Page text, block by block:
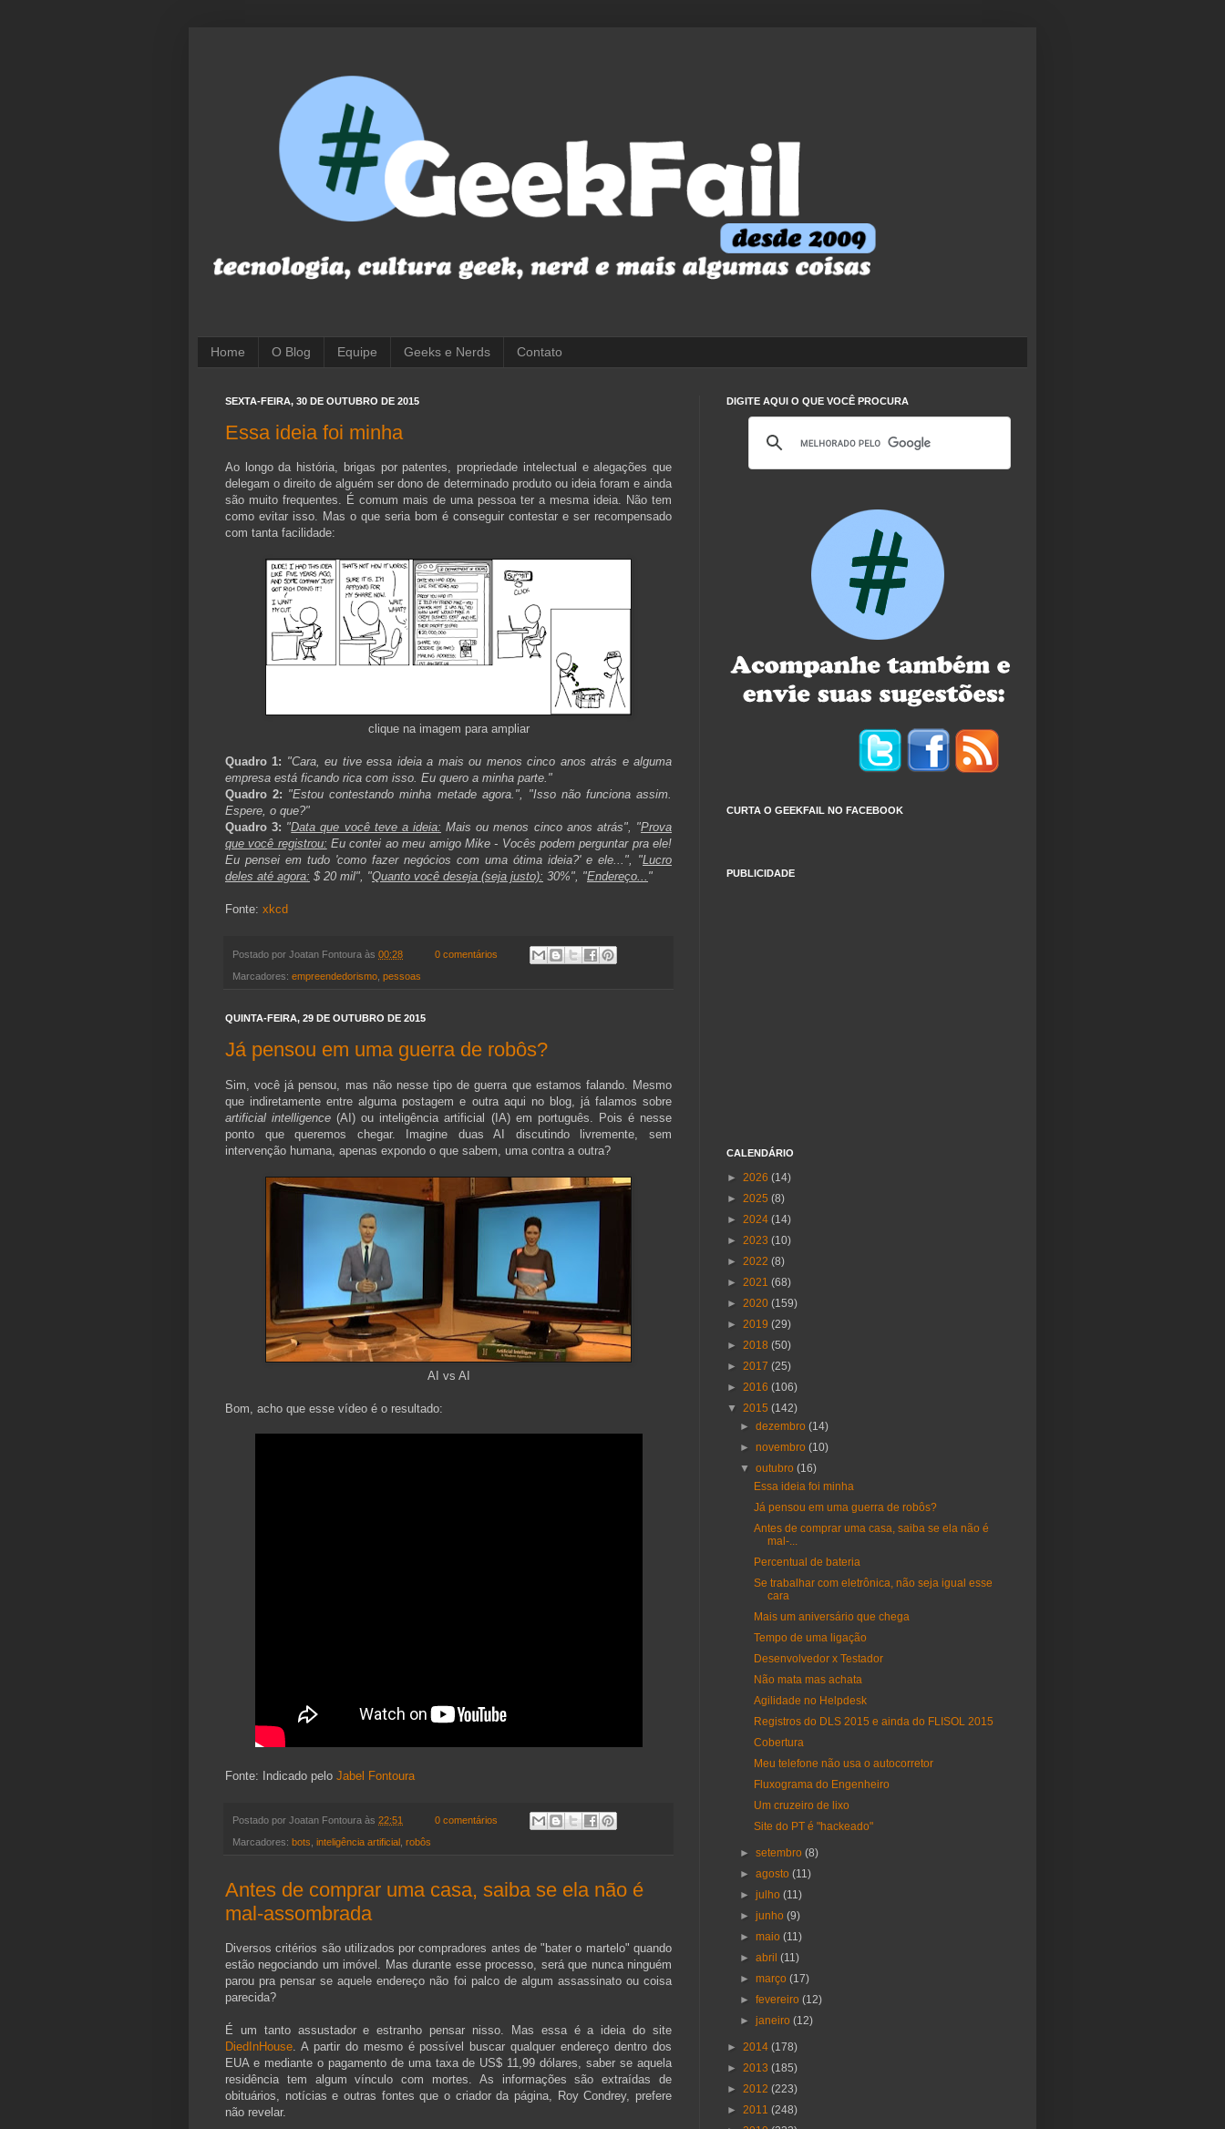
Home O Blog Equipe Geeks e Nerds Contato
SEXTA-FEIRA, 30 DE OUTUBRO DE 2015
Essa ideia foi minha
Ao longo da história, brigas por patentes, propriedade intelectual e alegações que
delegam o direito de alguém ser dono de determinado produto ou ideia foram e ainda
são muito frequentes. É comum mais de uma pessoa ter a mesma ideia. Não tem
como evitar isso. Mas o que seria bom é conseguir contestar e ser recompensado
com tanta facilidade:
clique na imagem para ampliar
Quadro 1: "Cara, eu tive essa ideia a mais ou menos cinco anos atrás e alguma
empresa está ficando rica com isso. Eu quero a minha parte."
Quadro 2: "Estou contestando minha metade agora.", "Isso não funciona assim.
Espere, o que?"
Quadro 3: "Data que você teve a ideia: Mais ou menos cinco anos atrás", "Prova
que você registrou: Eu contei ao meu amigo Mike - Vocês podem perguntar pra ele!
Eu pensei em tudo 'como fazer negócios com uma ótima ideia?' e ele...", "Lucro
deles até agora: $ 20 mil", "Quanto você deseja (seja justo): 30%", "Endereço... "
Fonte: xkcd
Postado por Joatan Fontoura às 00:28 0 comentários
Marcadores: empreendedorismo pessoas
QUINTA-FEIRA, 29 DE OUTUBRO DE 2015
Já pensou em uma guerra de robôs?
Sim, você já pensou, mas não nesse tipo de guerra que estamos falando. Mesmo
que indiretamente entre alguma postagem e outra aqui no blog, já falamos sobre
artificial intelligence (AI) ou inteligência artificial (IA) em português. Pois é nesse
ponto que queremos chegar. Imagine duas AI discutindo livremente, sem
intervenção humana, apenas expondo o que sabem, uma contra a outra?
AI vs AI
Bom, acho que esse vídeo é o resultado:
Fonte: Indicado pelo Jabel Fontoura
Postado por Joatan Fontoura às 22:51 0 comentários
Marcadores: bots inteligência artificial robôs
Antes de comprar uma casa, saiba se ela não é
mal-assombrada
Diversos critérios são utilizados por compradores antes de "bater o martelo" quando
estão negociando um imóvel. Mas durante esse processo, será que nunca ninguém
parou pra pensar se aquele endereço não foi palco de algum assassinato ou coisa
parecida?
É um tanto assustador e estranho pensar nisso. Mas essa é a ideia do site
DiedInHouse. A partir do mesmo é possível buscar qualquer endereço dentro dos
EUA e mediante o pagamento de uma taxa de US$ 11,99 dólares, saber se aquela
residência tem algum vínculo com mortes. As informações são extraídas de
obituários, notícias e outras fontes que o criador da página, Roy Condrey, prefere
não revelar.
DIGITE AQUI O QUE VOCÊ PROCURA
CURTA O GEEKFAIL NO FACEBOOK
PUBLICIDADE
CALENDÁRIO
► 2026 (14)
► 2025 (8)
► 2024 (14)
► 2023 (10)
► 2022 (8)
► 2021 (68)
► 2020 (159)
► 2019 (29)
► 2018 (50)
► 2017 (25)
► 2016 (106)
▼ 2015 (142)
►dezembro(14)
►novembro(10)
▼outubro(16)
Essa ideia foi minha
Já pensou em uma guerra de robôs?
Antes de comprar uma casa, saiba se ela não é
mal-...
Percentual de bateria
Se trabalhar com eletrônica, não seja igual esse
cara
Mais um aniversário que chega
Tempo de uma ligação
Desenvolvedor x Testador
Não mata mas achata
Agilidade no Helpdesk
Registros do DLS 2015 e ainda do FLISOL 2015
Cobertura
Meu telefone não usa o autocorretor
Fluxograma do Engenheiro
Um cruzeiro de lixo
Site do PT é "hackeado"
►setembro(8)
►agosto(11)
►julho(11)
►junho(9)
►maio(11)
►abril(11)
►março(17)
►fevereiro(12)
►janeiro(12)
► 2014 (178)
► 2013 (185)
► 2012 (223)
► 2011 (248)